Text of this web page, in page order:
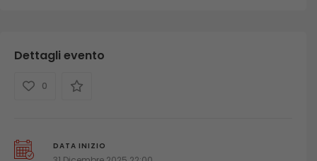
Dettagli evento
0
DATA INIZIO